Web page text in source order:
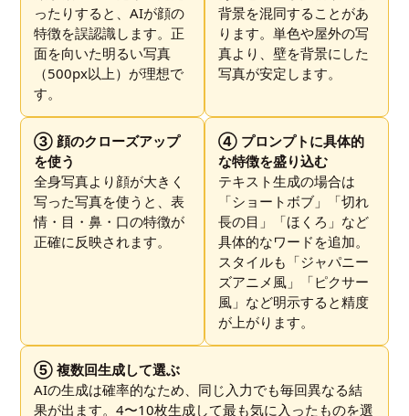
ったりすると、AIが顔の
特徴を誤認識します。正
面を向いた明るい写真
（500px以上）が理想で
す。
背景を混同することがあ
ります。単色や屋外の写
真より、壁を背景にした
写真が安定します。
③ 顔のクローズアップ
を使う
全身写真より顔が大きく
写った写真を使うと、表
情・目・鼻・口の特徴が
正確に反映されます。
④ プロンプトに具体的
な特徴を盛り込む
テキスト生成の場合は
「ショートボブ」「切れ
長の目」「ほくろ」など
具体的なワードを追加。
スタイルも「ジャパニー
ズアニメ風」「ピクサー
風」など明示すると精度
が上がります。
⑤ 複数回生成して選ぶ
AIの生成は確率的なため、同じ入力でも毎回異なる結
果が出ます。4〜10枚生成して最も気に入ったものを選